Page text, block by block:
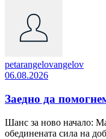
petarangelovangelov
06.08.2026
Заедно да
Шанс за ново начало:
обединената сила на